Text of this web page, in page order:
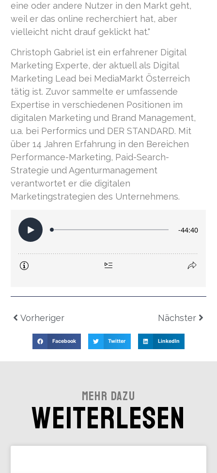
eine oder andere Nutzer in den Markt geht,
weil er das online recherchiert hat, aber
vielleicht nicht drauf geklickt hat.“
Christoph Gabriel ist ein erfahrener Digital
Marketing Experte, der aktuell als Digital
Marketing Lead bei MediaMarkt Österreich
tätig ist. Zuvor sammelte er umfassende
Expertise in verschiedenen Positionen im
digitalen Marketing und Brand Management,
u.a. bei Performics und DER STANDARD. Mit
über 14 Jahren Erfahrung in den Bereichen
Performance-Marketing, Paid-Search-
Strategie und Agenturmanagement
verantwortet er die digitalen
Marketingstrategien des Unternehmens.
Vorheriger Nächster
Facebook Twitter LinkedIn
Mehr Dazu
Weiterlesen